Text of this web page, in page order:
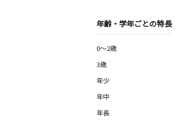
年齢・学年ごとの特長
0～2歳
3歳
年少
年中
年長